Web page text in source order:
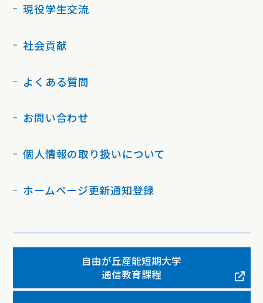
現役学生交流
社会貢献
よくある質問
お問い合わせ
個人情報の取り扱いについて
ホームページ更新通知登録
自由が丘産能短期大学
通信教育課程